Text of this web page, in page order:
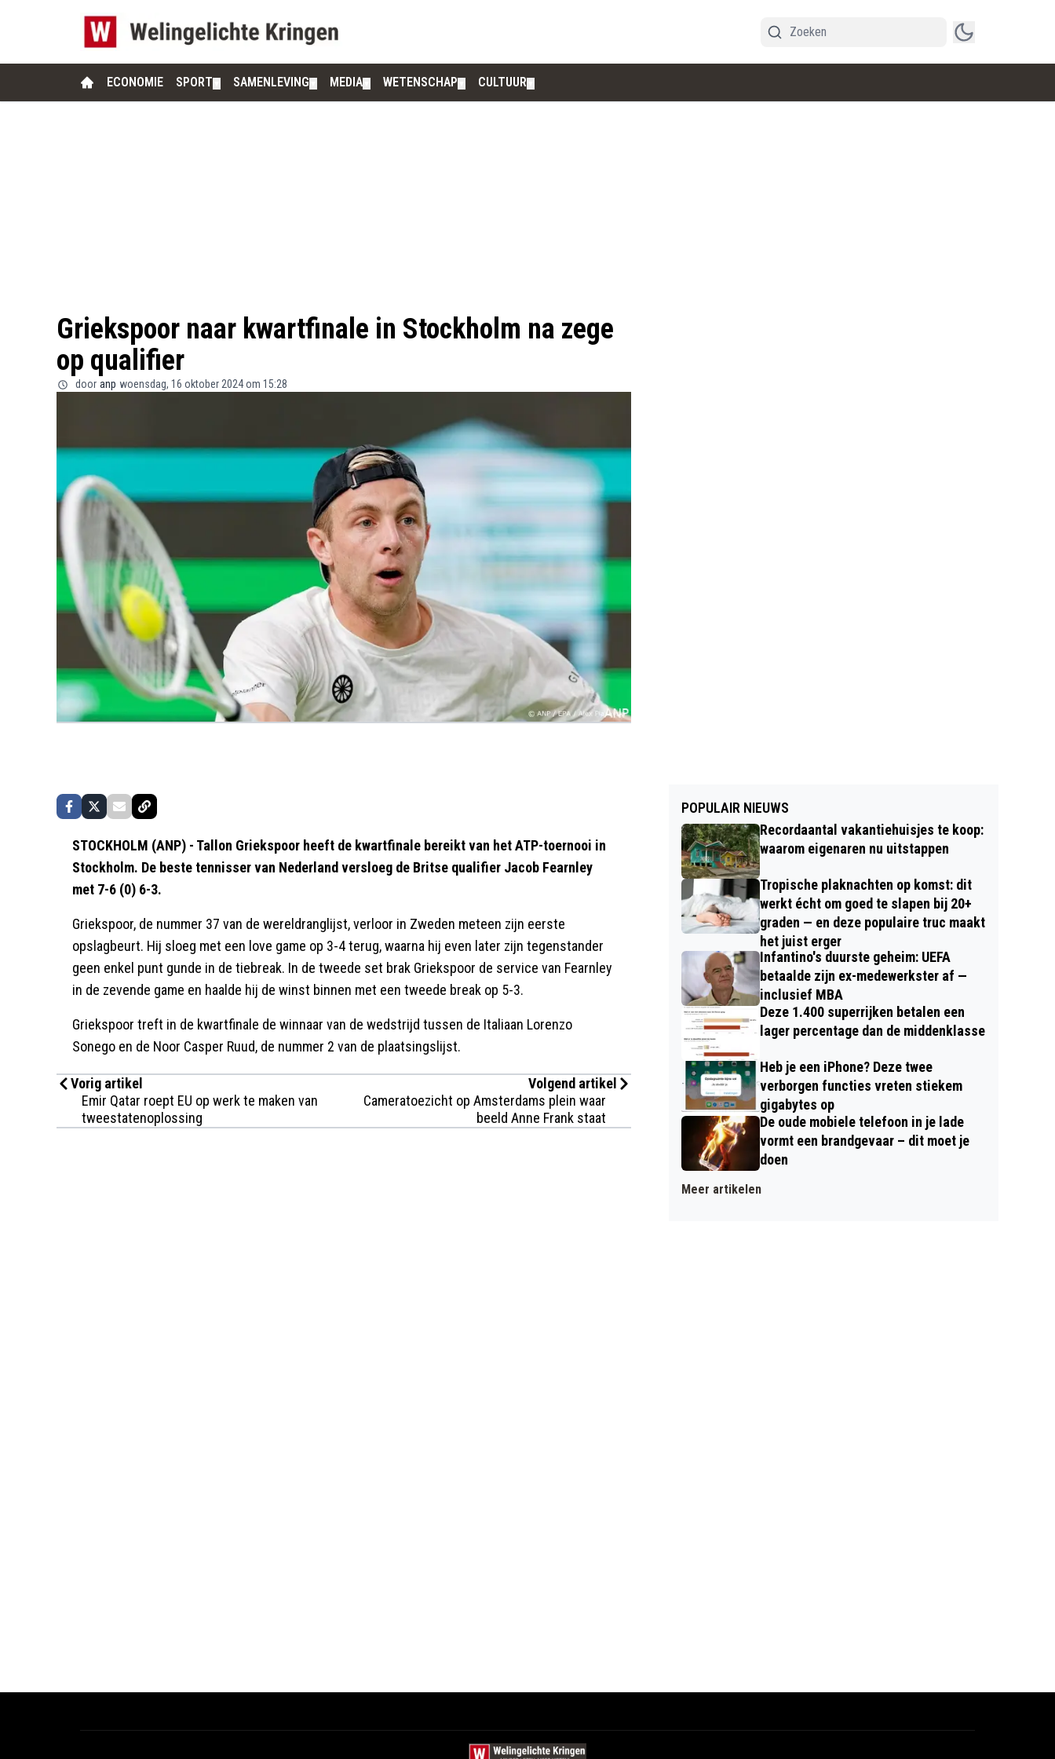
ECONOMIE SPORT SAMENLEVING MEDIA WETENSCHAP CULTUUR
Griekspoor naar kwartfinale in Stockholm na zege
op qualifier
door anp woensdag, 16 oktober 2024 om 15:28
STOCKHOLM (ANP) - Tallon Griekspoor heeft de kwartfinale bereikt van het ATP-toernooi in
Stockholm. De beste tennisser van Nederland versloeg de Britse qualifier Jacob Fearnley
met 7-6 (0) 6-3.
Griekspoor, de nummer 37 van de wereldranglijst, verloor in Zweden meteen zijn eerste
opslagbeurt. Hij sloeg met een love game op 3-4 terug, waarna hij even later zijn tegenstander
geen enkel punt gunde in de tiebreak. In de tweede set brak Griekspoor de service van Fearnley
in de zevende game en haalde hij de winst binnen met een tweede break op 5-3.
Griekspoor treft in de kwartfinale de winnaar van de wedstrijd tussen de Italiaan Lorenzo
Sonego en de Noor Casper Ruud, de nummer 2 van de plaatsingslijst.
Vorig artikel
Emir Qatar roept EU op werk te maken van
tweestatenoplossing
Volgend artikel
Cameratoezicht op Amsterdams plein waar
beeld Anne Frank staat
POPULAIR NIEUWS
Recordaantal vakantiehuisjes te koop:
waarom eigenaren nu uitstappen
Tropische plaknachten op komst: dit
werkt écht om goed te slapen bij 20+
graden — en deze populaire truc maakt
het juist erger
Infantino's duurste geheim: UEFA
betaalde zijn ex-medewerkster af —
inclusief MBA
Deze 1.400 superrijken betalen een
lager percentage dan de middenklasse
Heb je een iPhone? Deze twee
verborgen functies vreten stiekem
gigabytes op
De oude mobiele telefoon in je lade
vormt een brandgevaar – dit moet je
doen
Meer artikelen